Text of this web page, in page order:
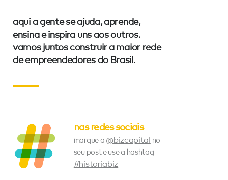
aqui a gente se ajuda, aprende,
ensina e inspira uns aos outros.
vamos juntos construir a maior rede
de empreendedores do Brasil.
nas redes sociais
marque a @bizcapital no
seu post e use a hashtag
#historiabiz